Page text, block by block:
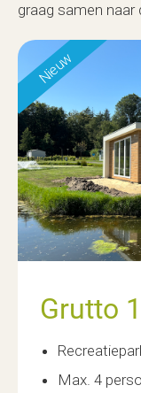
graag samen
Nieuw
Grutto
Max. 4